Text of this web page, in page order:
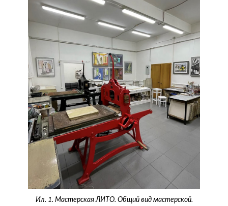
Ил. 1. Мастерская ЛИТО. Общий вид мастерской.